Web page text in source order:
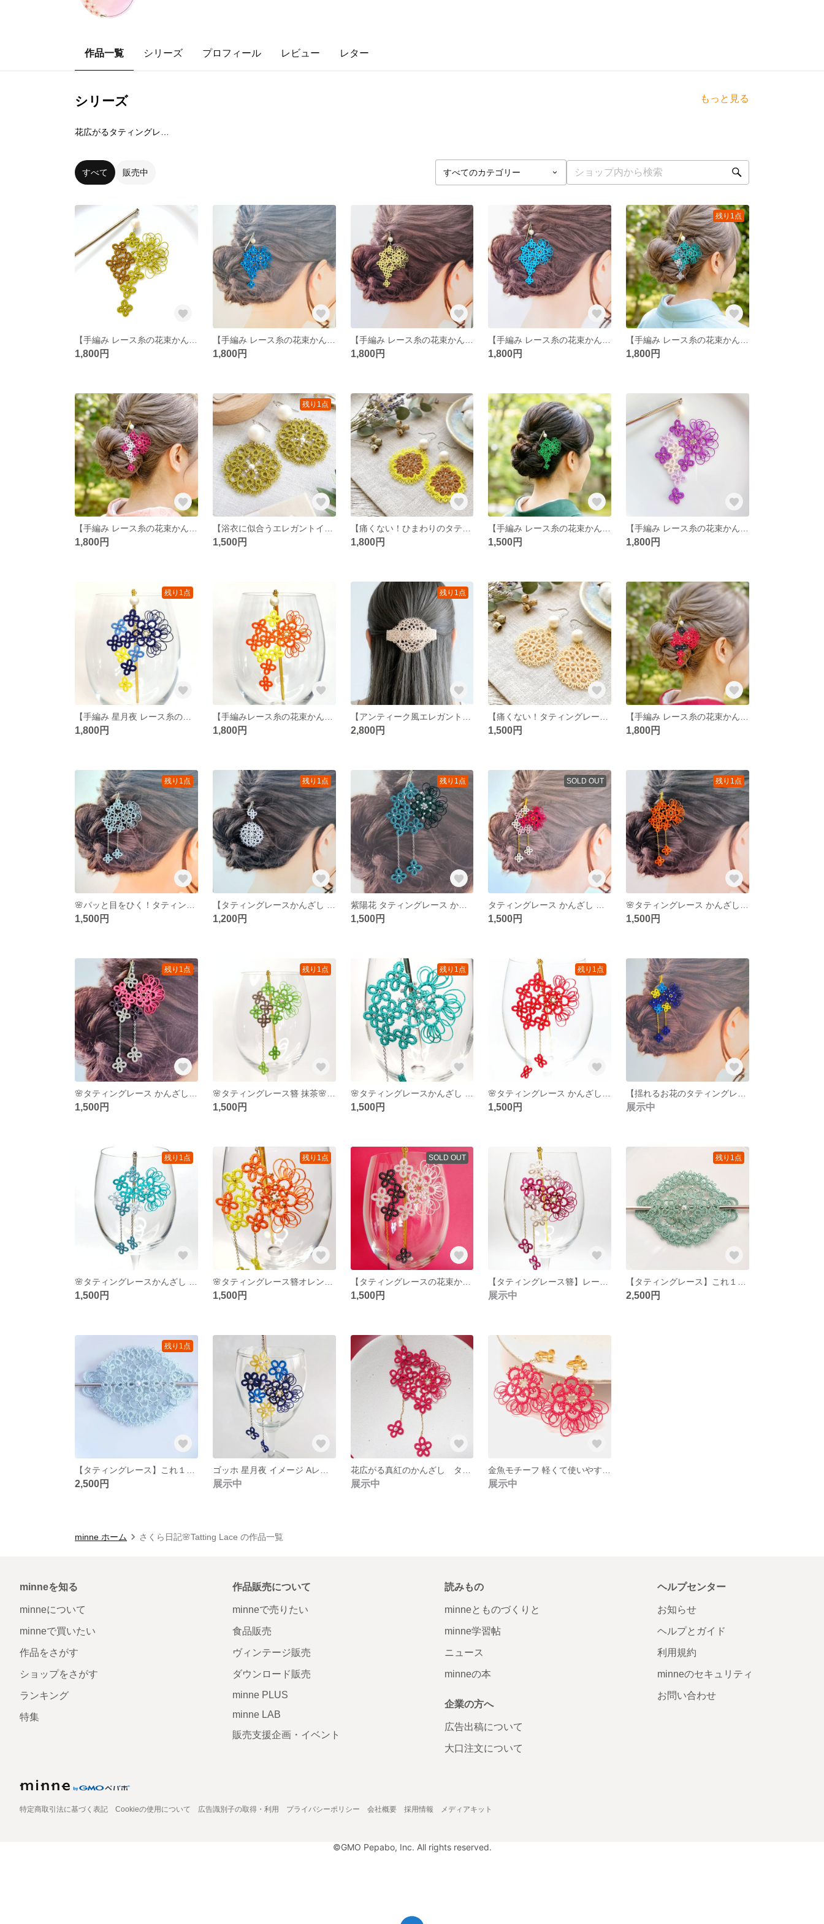
作品一覧 シリーズ プロフィール レビュー レター
シリーズ もっと見る
すべて 販売中
1,800円 1,800円 1,800円 1,800円
残り1点
1,800円
1,800円
残り1点
1,500円 1,800円 1,500円 1,800円
残り1点
1,800円 1,800円
残り1点
2,800円 1,500円 1,800円
残り1点
1,500円
残り1点
1,200円
残り1点
紫陽花 タティングレース かんざし 簪 /和風/髪飾り/ヘアアクセ/かんざし/花/青/夏/夏祭り/浴衣/着物/おしゃれ/かわいい/上品/シンプル/華やか/ビーズ/レース編み/手編み/紐/結び/
1,500円
SOLD OUT
1,500円
残り1点
1,500円
残り1点
1,500円
残り1点
1,500円
残り1点
1,500円
残り1点
1,500円 展示中
残り1点
1,500円
残り1点
1,500円
SOLD OUT
【タティングレースの花束かんざし】☆ギフトラッピング無料☆和装/着物/ヘアアクセ/髪飾り/レース編み/花/可愛い/上品/桜/簪/ビーズ/
1,500円 展示中
残り1点
2,500円
残り1点
2,500円 展示中 展示中 展示中
minne ホーム さくら日記🌸Tatting Lace の作品一覧
minneを知る
minneについて
minneで買いたい
作品をさがす
ショップをさがす
ランキング
特集
作品販売について
minneで売りたい
食品販売
ヴィンテージ販売
ダウンロード販売
minne PLUS
minne LAB
販売支援企画・イベント
読みもの
minneとものづくりと
minne学習帖
ニュース
minneの本
企業の方へ
広告出稿について
大口注文について
ヘルプセンター
お知らせ
ヘルプとガイド
利用規約
minneのセキュリティ
お問い合わせ
特定商取引法に基づく表記 Cookieの使用について 広告識別子の取得・利用 プライバシーポリシー 会社概要 採用情報 メディアキット
©GMO Pepabo, Inc. All rights reserved.